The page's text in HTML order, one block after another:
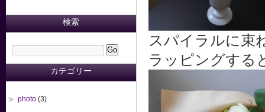
スパイラルに束
ラッピングする
検索
カテゴリー
photo (3)